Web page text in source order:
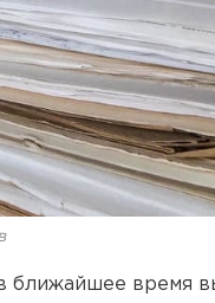
ближайшее время